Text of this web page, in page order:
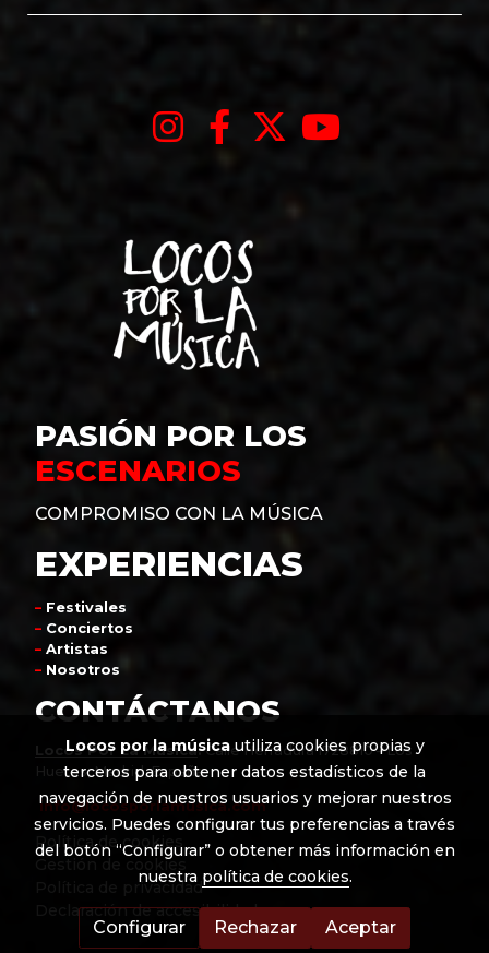
PASIÓN POR LOS
ESCENARIOS
COMPROMISO CON LA MÚSICA
EXPERIENCIAS
– Festivales
– Conciertos
– Artistas
– Nosotros
CONTÁCTANOS
Locos Por La Música:Calle Herradura 1728810 – Los
Hueros, Madrid, España
info@locosporlamusica.com
Política de cookies
Gestión de cookies
Política de privacidad
Declaración de accesibilidad
Locos por la músicautiliza cookies propias y
terceros para obtener datos estadísticos de la
navegación de nuestros usuarios y mejorar nuestros
servicios. Puedes configurar tus preferencias a través
del botón “Configurar” o obtener más información en
nuestra política de cookies.
Configurar Rechazar Aceptar